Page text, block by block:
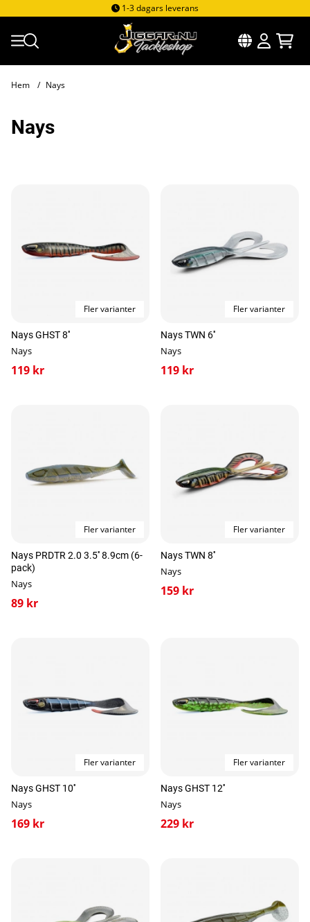
1-3 dagars leverans
Hem Nays
Nays
Fler varianter
Nays GHST 8''
Nays
119 kr
Fler varianter
Nays TWN 6''
Nays
119 kr
Fler varianter
Nays PRDTR 2.0 3.5'' 8.9cm (6-
pack)
Nays
89 kr
Fler varianter
Nays TWN 8''
Nays
159 kr
Fler varianter
Nays GHST 10''
Nays
169 kr
Fler varianter
Nays GHST 12''
Nays
229 kr